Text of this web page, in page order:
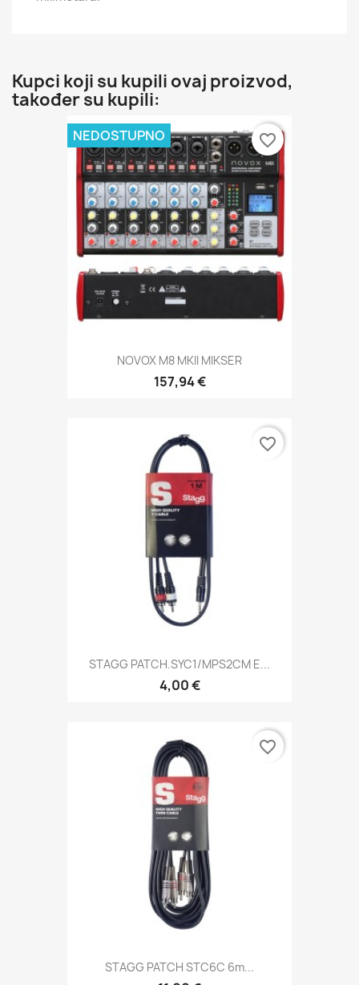
Kupci koji su kupili ovaj proizvod,
također su kupili:
NOVOX M8 MKII MIKSER
157,94 €
NEDOSTUPNO favorite_border
STAGG PATCH.SYC1/MPS2CM E...
4,00 €
favorite_border
STAGG PATCH STC6C 6m...
favorite_border